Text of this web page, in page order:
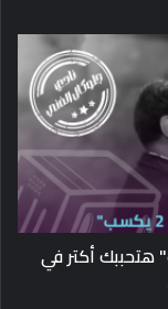
"نمرة 2 يكسب" هتحببك أكتر في